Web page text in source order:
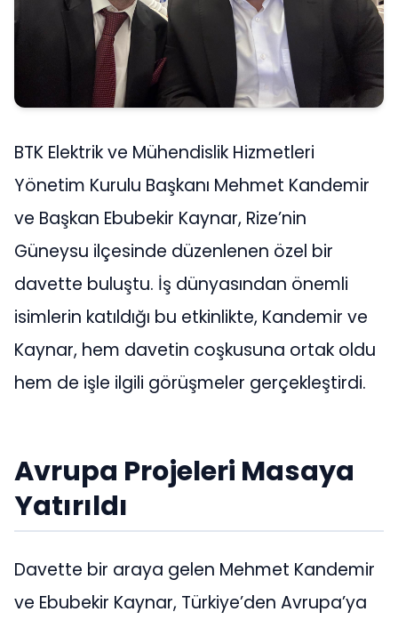
BTK Elektrik ve Mühendislik Hizmetleri
Yönetim Kurulu Başkanı Mehmet Kandemir
ve Başkan Ebubekir Kaynar, Rize’nin
Güneysu ilçesinde düzenlenen özel bir
davette buluştu. İş dünyasından önemli
isimlerin katıldığı bu etkinlikte, Kandemir ve
Kaynar, hem davetin coşkusuna ortak oldu
hem de işle ilgili görüşmeler gerçekleştirdi.
Avrupa Projeleri Masaya
Yatırıldı
Davette bir araya gelen Mehmet Kandemir
ve Ebubekir Kaynar, Türkiye’den Avrupa’ya